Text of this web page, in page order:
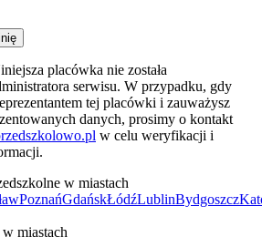
placówka nie została
serwisu. W przypadku, gdy
tej placówki i zauważysz
danych, prosimy o kontakt
w celu weryfikacji i
w miastach
PoznańGdańskŁódźLublinBydgoszcz
miastach